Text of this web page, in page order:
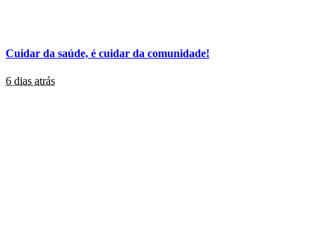
Cuidar da saúde, é cuidar da comunidade!
6 dias atrás